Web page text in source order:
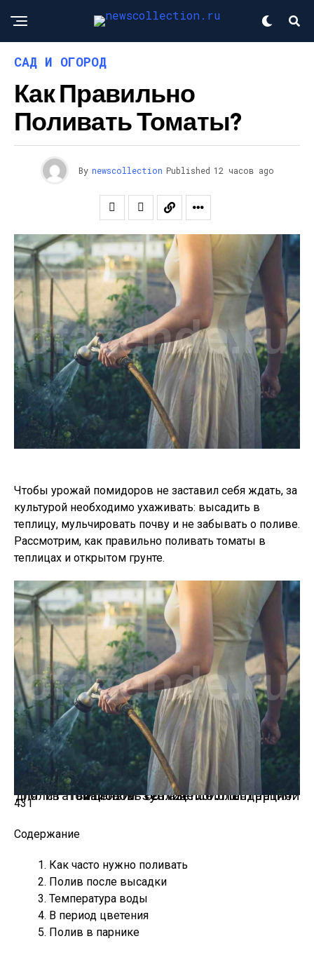
САД И ОГОРОД
Как Правильно
Поливать Томаты?
By newscollection Published 12 часов ago
Чтобы урожай помидоров не заставил себя ждать, за
культурой необходимо ухаживать: высадить в
теплицу, мульчировать почву и не забывать о поливе.
Рассмотрим, как правильно поливать томаты в
теплицах и открытом грунте.
Полив томатов в теплице.
Иллюстрация для статьи используется по стандартной лицензии ©ofazende.ru
431
Содержание
Как часто нужно поливать
Полив после высадки
Температура воды
В период цветения
Полив в парнике